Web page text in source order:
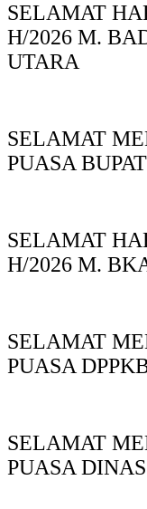
SELAMAT
H/2026 M.
UTARA
SELAMAT
PUASA
SELAMAT
H/2026 M.
SELAMAT
PUASA
SELAMAT
PUASA